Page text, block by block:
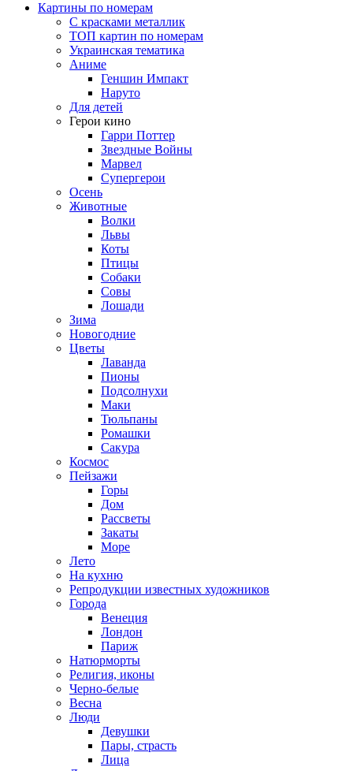
Картины по номерам
С красками металлик
ТОП картин по номерам
Украинская тематика
Аниме
Геншин Импакт
Наруто
Для детей
Герои кино
Гарри Поттер
Звездные Войны
Марвел
Супергерои
Осень
Животные
Волки
Львы
Коты
Птицы
Собаки
Совы
Лошади
Зима
Новогодние
Цветы
Лаванда
Пионы
Подсолнухи
Маки
Тюльпаны
Ромашки
Сакура
Космос
Пейзажи
Горы
Дом
Рассветы
Закаты
Море
Лето
На кухню
Репродукции известных художников
Города
Венеция
Лондон
Париж
Натюрморты
Религия, иконы
Черно-белые
Весна
Люди
Девушки
Пары, страсть
Лица